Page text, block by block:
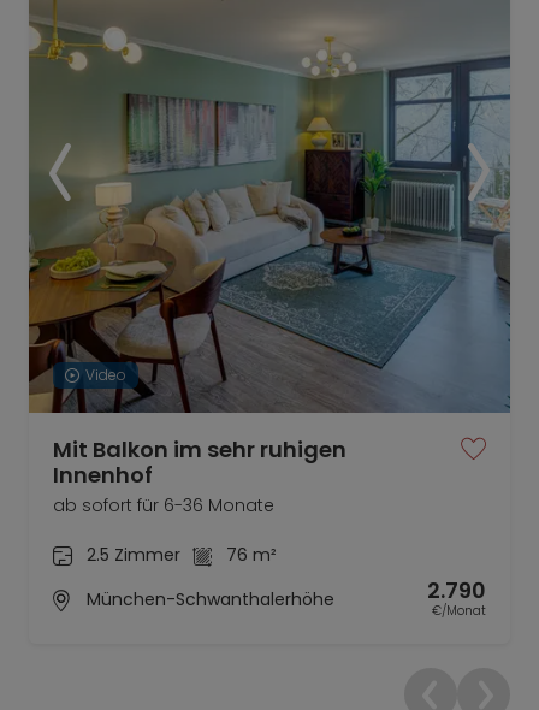
Video
Mit Balkon im sehr ruhigen
Innenhof
ab sofort für 6-36 Monate
2.5 Zimmer
76 m²
München-Schwanthalerhöhe
2.790
€/Monat